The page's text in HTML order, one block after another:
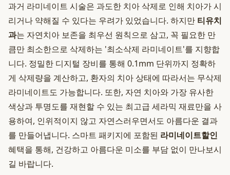
과거 라미네이트 시술은 과도한 치아 삭제로 인해 치아가 시
리거나 약해질 수 있다는 우려가 있었습니다. 하지만 티유치
과는 자연치아 보존을 최우선 원칙으로 삼고, 꼭 필요한 만
큼만 최소한으로 삭제하는 '최소삭제 라미네이트'를 지향합
니다. 정밀한 디지털 장비를 통해 0.1mm 단위까지 정확하
게 삭제량을 계산하고, 환자의 치아 상태에 따라서는 무삭제
라미네이트도 가능합니다. 또한, 자연 치아와 가장 유사한
색상과 투명도를 재현할 수 있는 최고급 세라믹 재료만을 사
용하여, 인위적이지 않고 자연스러우면서도 아름다운 결과
를 만들어냅니다. 스마트 패키지에 포함된 라미네이트할인
혜택을 통해, 건강하고 아름다운 미소를 부담 없이 만나보시
길 바랍니다.